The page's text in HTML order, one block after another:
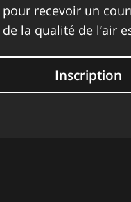
recevoir un
la qualité de l’air
Inscription